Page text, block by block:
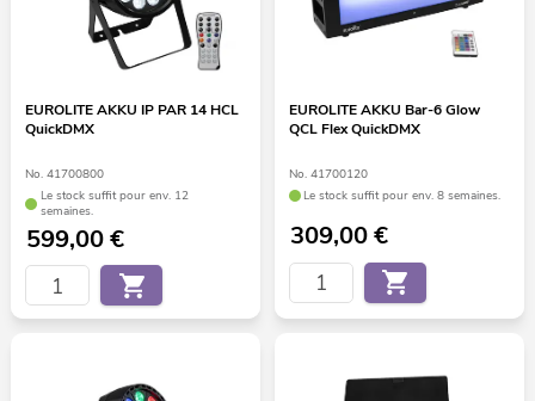
EUROLITE AKKU IP PAR 14 HCL
QuickDMX
No. 41700800
Le stock suffit pour env. 12
semaines.
599,00€
EUROLITE AKKU Bar-6 Glow
QCL Flex QuickDMX
No. 41700120
Le stock suffit pour env. 8 semaines.
309,00€